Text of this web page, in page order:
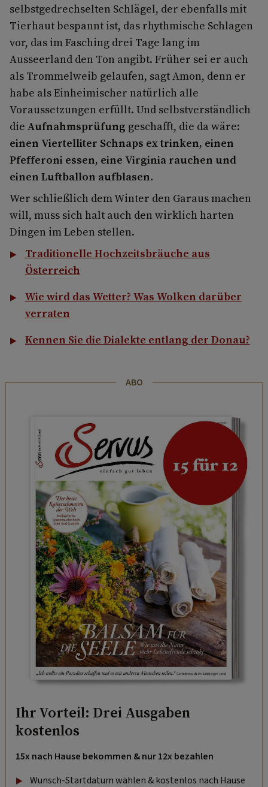
selbstgedrechselten Schlägel, der ebenfalls mit
Tierhaut bespannt ist, das rhythmische Schlagen
vor, das im Fasching drei Tage lang im
Ausseerland den Ton angibt. Früher sei er auch
als Trommelweib gelaufen, sagt Amon, denn er
habe als Einheimischer natürlich alle
Voraussetzungen erfüllt. Und selbstverständlich
die Aufnahmsprüfung geschafft, die da wäre:
einen Viertelliter Schnaps ex trinken, einen
Pfefferoni essen, eine Virginia rauchen und
einen Luftballon aufblasen.
Wer schließlich dem Winter den Garaus machen
will, muss sich halt auch den wirklich harten
Dingen im Leben stellen.
Traditionelle Hochzeitsbräuche aus
Österreich
Wie wird das Wetter? Was Wolken darüber
verraten
Kennen Sie die Dialekte entlang der Donau?
ABO
Ihr Vorteil: Drei Ausgaben
kostenlos
15x nach Hause bekommen & nur 12x bezahlen
Wunsch-Startdatum wählen & kostenlos nach Hause